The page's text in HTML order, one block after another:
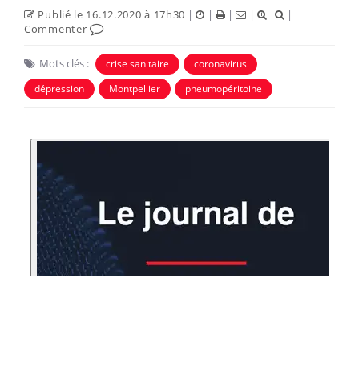
Publié le 16.12.2020 à 17h30 | | | |
|
Commenter
Mots clés : crise sanitaire
coronavirus
dépression
Montpellier pneumopéritoine